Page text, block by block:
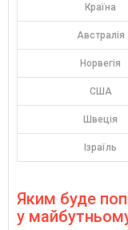
Країна
Австралія
Норвегія
США
Швеція
Ізраїль
Яким буде
у